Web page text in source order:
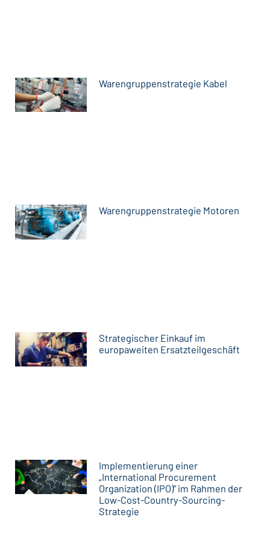
Warengruppenstrategie Kabel
Warengruppenstrategie Motoren
Strategischer Einkauf im
europaweiten Ersatzteilgeschäft
Implementierung einer
„International Procurement
Organization (IPO)” im Rahmen der
Low-Cost-Country-Sourcing-
Strategie